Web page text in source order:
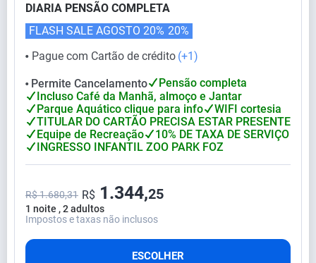
DIARIA PENSÃO COMPLETA
⬤ Pague com Cartão de crédito (+1)
FLASH SALE AGOSTO 20% 20%
⬤ Permite Cancelamento
Pensão completa
Incluso Café da Manhã, almoço e Jantar
Parque Aquático clique para info
WIFI cortesia
TITULAR DO CARTÃO PRECISA ESTAR PRESENTE
Equipe de Recreação
10% DE TAXA DE SERVIÇO
INGRESSO INFANTIL ZOO PARK FOZ
1 noite , 2 adultos
R$ 1.680,31 R$ 1.344,25
Impostos e taxas não inclusos
ESCOLHER